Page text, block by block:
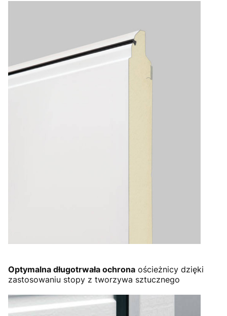
Optymalna długotrwała ochrona ościeżnicy dzięki
zastosowaniu stopy z tworzywa sztucznego